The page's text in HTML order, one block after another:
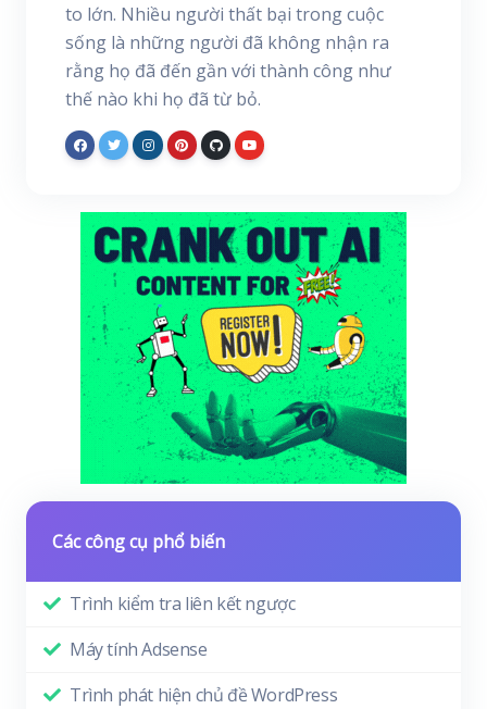
to lớn. Nhiều người thất bại trong cuộc
sống là những người đã không nhận ra
rằng họ đã đến gần với thành công như
thế nào khi họ đã từ bỏ.
Các công cụ phổ biến
Trình kiểm tra liên kết ngược
Máy tính Adsense
Trình phát hiện chủ đề WordPress